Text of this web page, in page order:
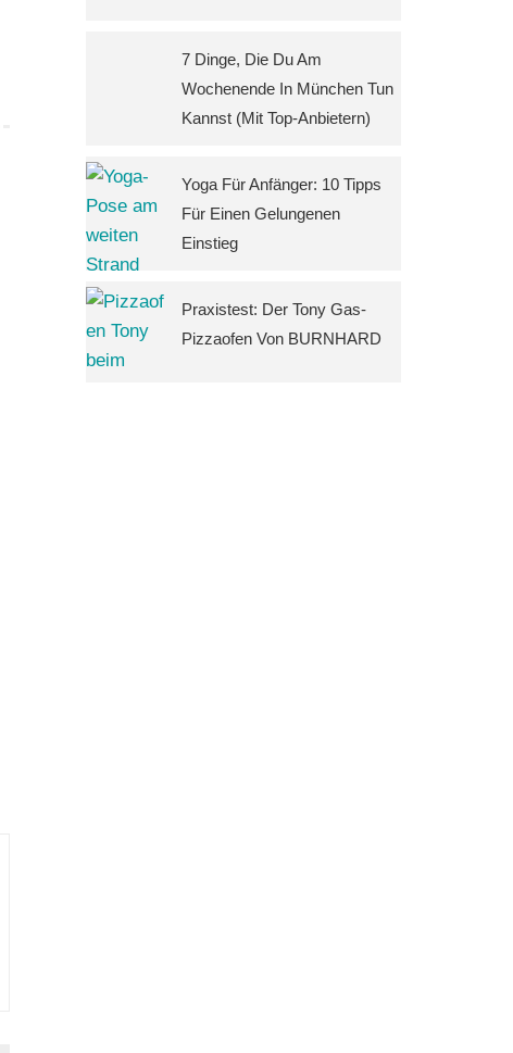
7 Dinge, Die Du Am
Wochenende In München Tun
Kannst (mit Top-Anbietern)
Yoga Für Anfänger: 10 Tipps
Für Einen Gelungenen
Einstieg
Praxistest: Der Tony Gas-
Pizzaofen Von BURNHARD